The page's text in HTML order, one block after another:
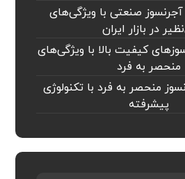
صنعتی با ویژگی‌های
در بازار ایران
کیفیت بالا با ویژگی‌های
منحصر به فرد
منحصر به فرد با تکنولوژی
پیشرفته